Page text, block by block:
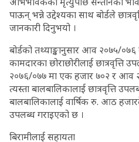
पाऊन् भन्ने उद्देश्यका साथ बोर्डले
जानकारी दिनुभयो ।
बोर्डको तथ्याङ्कानुसार आव २०७५/
कामदारका छोराछोरीलाई
२०७६/०७७ मा एक हजार ७०२ र आव
त्यस्ता बालबालिकालाई छात्रवृत्ति
बालबालिकालाई वार्षिक रु. आठ
उपलब्ध गराइएको छ ।
बिरामीलाई सहायता